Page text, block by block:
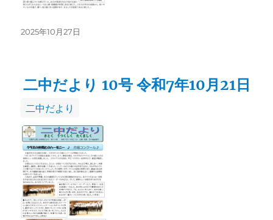
投
2025年10月27日
二中だより 10号 令和7年10月21日
カ
テ
ゴ
リ
ー
二中だより